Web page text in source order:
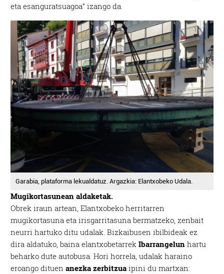
eta esanguratsuagoa” izango da.
Garabia, plataforma lekualdatuz. Argazkia: Elantxobeko Udala.
Mugikortasunean aldaketak.
Obrek iraun artean, Elantxobeko herritarren
mugikortasuna eta irisgarritasuna bermatzeko, zenbait
neurri hartuko ditu udalak. Bizkaibusen ibilbideak ez
dira aldatuko, baina elantxobetarrekIbarrangelun hartu
beharko dute autobusa. Hori horrela, udalak haraino
eroango dituenanezka zerbitzua ipini du martxan: